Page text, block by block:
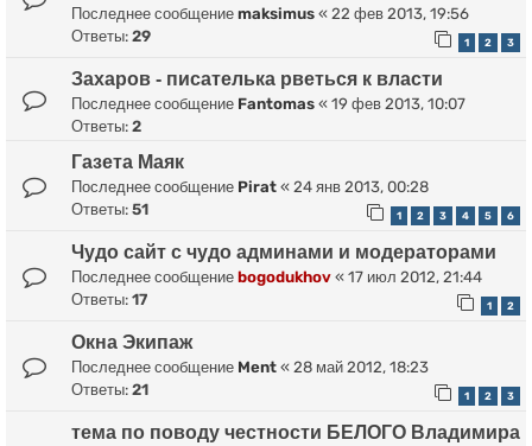
Последнее сообщение maksimus « 22 фев 2013, 19:56
Ответы: 29 1 2 3
Захаров - писателька рветься к власти
Последнее сообщение Fantomas « 19 фев 2013, 10:07
Ответы: 2
Газета Маяк
Последнее сообщение Pirat « 24 янв 2013, 00:28
Ответы: 51 1 2 3 4 5 6
Чудо сайт с чудо админами и модераторами
Последнее сообщение bogodukhov « 17 июл 2012, 21:44
Ответы: 17 1 2
Окна Экипаж
Последнее сообщение Ment « 28 май 2012, 18:23
Ответы: 21 1 2 3
тема по поводу честности БЕЛОГО Владимира